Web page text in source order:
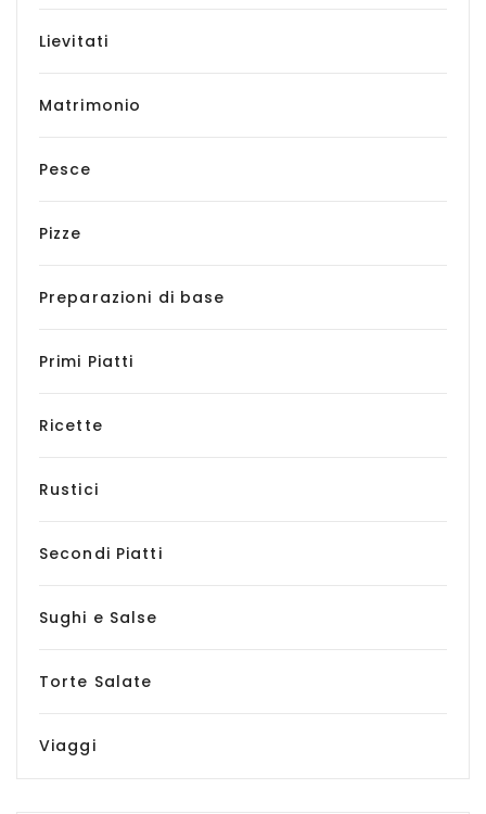
Lievitati
Matrimonio
Pesce
Pizze
Preparazioni di base
Primi Piatti
Ricette
Rustici
Secondi Piatti
Sughi e Salse
Torte Salate
Viaggi